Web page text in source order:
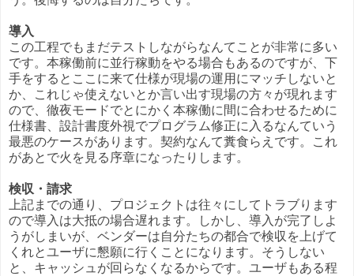
導入
この工程でもまだテストしながらなんてことが非常に多い
です。本稼働前に並行稼動をやる場合もあるのですが、下
手をするとここに来て仕様が現場の運用にマッチしないと
か、これじゃ使えないとか言い出す現場の方々が現れます
ので、徹夜モードでとにかく本稼働に間に合わせるために
仕様書、設計書度外視でプログラム修正に入るなんていう
最悪のケースがあります。契約なんて糞食らえです。これ
があとで火を見る序章になったりします。
検収・請求
上記までの通り、プロジェクトは往々にしてトラブります
ので導入は大抵の場合遅れます。しかし、導入が完了しよ
うがしまいが、ベンダーは自分たちの都合で検収を上げて
くれとユーザに懇願に行くことになります。そうしない
と、キャッシュが回らなくなるからです。ユーザもある程